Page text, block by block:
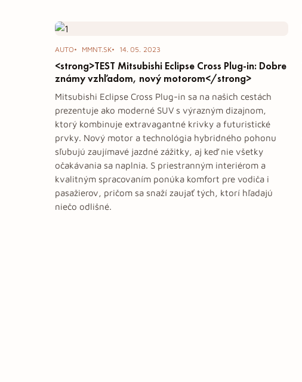
AUTO MMNT.SK 14. 05. 2023
<strong>TEST Mitsubishi Eclipse Cross Plug-in: Dobre
známy vzhľadom, nový motorom</strong>
Mitsubishi Eclipse Cross Plug-in sa na našich cestách
prezentuje ako moderné SUV s výrazným dizajnom,
ktorý kombinuje extravagantné krivky a futuristické
prvky. Nový motor a technológia hybridného pohonu
sľubujú zaujímavé jazdné zážitky, aj keď nie všetky
očakávania sa naplnia. S priestranným interiérom a
kvalitným spracovaním ponúka komfort pre vodiča i
pasažierov, pričom sa snaží zaujať tých, ktorí hľadajú
niečo odlišné.